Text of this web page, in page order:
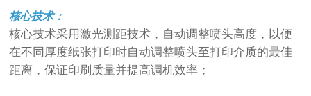
核心技术：
核心技术采用激光测距技术，自动调整喷头高度，以便
在不同厚度纸张打印时自动调整喷头至打印介质的最佳
距离，保证印刷质量并提高调机效率；